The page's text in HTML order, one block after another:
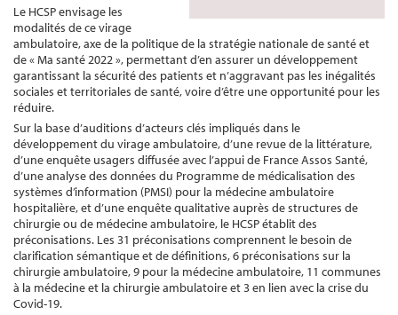
Le HCSP envisage les
modalités de ce virage
ambulatoire, axe de la politique de la stratégie nationale de santé et
de « Ma santé 2022 », permettant d’en assurer un développement
garantissant la sécurité des patients et n’aggravant pas les inégalités
sociales et territoriales de santé, voire d’être une opportunité pour les
réduire.
Sur la base d’auditions d’acteurs clés impliqués dans le
développement du virage ambulatoire, d’une revue de la littérature,
d’une enquête usagers diffusée avec l’appui de France Assos Santé,
d’une analyse des données du Programme de médicalisation des
systèmes d’information (PMSI) pour la médecine ambulatoire
hospitalière, et d’une enquête qualitative auprès de structures de
chirurgie ou de médecine ambulatoire, le HCSP établit des
préconisations. Les 31 préconisations comprennent le besoin de
clarification sémantique et de définitions, 6 préconisations sur la
chirurgie ambulatoire, 9 pour la médecine ambulatoire, 11 communes
à la médecine et la chirurgie ambulatoire et 3 en lien avec la crise du
Covid-19.